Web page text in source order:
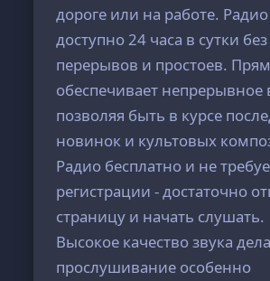
дороге или на работе.
доступно 24 часа в сутки без
перерывов и простоев.
обеспечивает
позволяя быть в курсе
новинок и культовых
Радио бесплатно и не
регистрации - достаточно
страницу и начать слушать.
Высокое качество звука
прослушивание особенно